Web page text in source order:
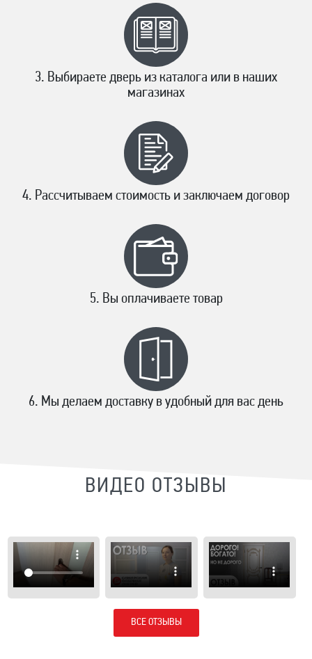
Выбираете дверь из каталога или в наших
магазинах
Рассчитываем стоимость и заключаем договор
Вы оплачиваете товар
Мы делаем доставку в удобный для вас день
ВИДЕО ОТЗЫВЫ
ВСЕ ОТЗЫВЫ